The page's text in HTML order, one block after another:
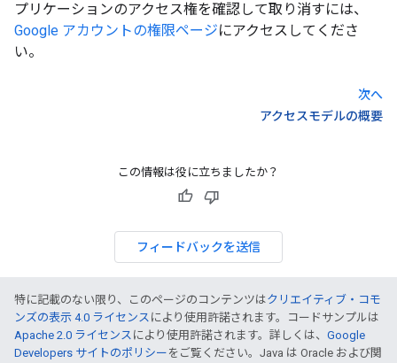
プリケーションのアクセス権を確認して取り消すには、
Google アカウントの権限ページにアクセスしてくださ
い。
次へ
アクセスモデルの概要
この情報は役に立ちましたか？
フィードバックを送信
特に記載のない限り、このページのコンテンツはクリエイティブ・コモ
ンズの表示 4.0 ライセンス により使用許諾されます。コードサンプルは
Apache 2.0 ライセンス により使用許諾されます。詳しくは、 Google
Developers サイトのポリシー をご覧ください。Java は Oracle および関